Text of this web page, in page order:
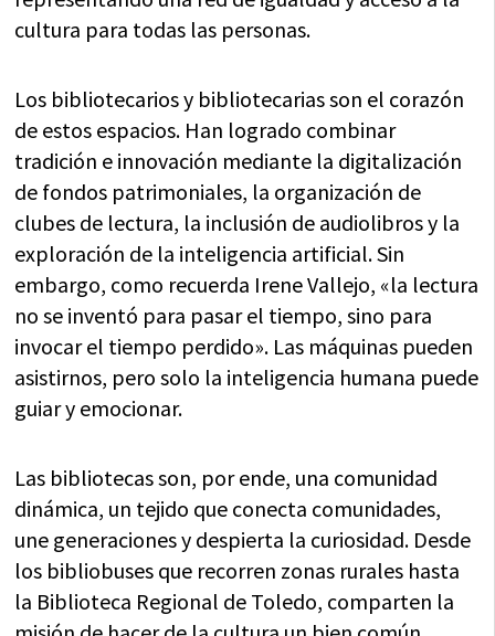
cultura para todas las personas.
Los bibliotecarios y bibliotecarias son el corazón
de estos espacios. Han logrado combinar
tradición e innovación mediante la digitalización
de fondos patrimoniales, la organización de
clubes de lectura, la inclusión de audiolibros y la
exploración de la inteligencia artificial. Sin
embargo, como recuerda Irene Vallejo, «la lectura
no se inventó para pasar el tiempo, sino para
invocar el tiempo perdido». Las máquinas pueden
asistirnos, pero solo la inteligencia humana puede
guiar y emocionar.
Las bibliotecas son, por ende, una comunidad
dinámica, un tejido que conecta comunidades,
une generaciones y despierta la curiosidad. Desde
los bibliobuses que recorren zonas rurales hasta
la Biblioteca Regional de Toledo, comparten la